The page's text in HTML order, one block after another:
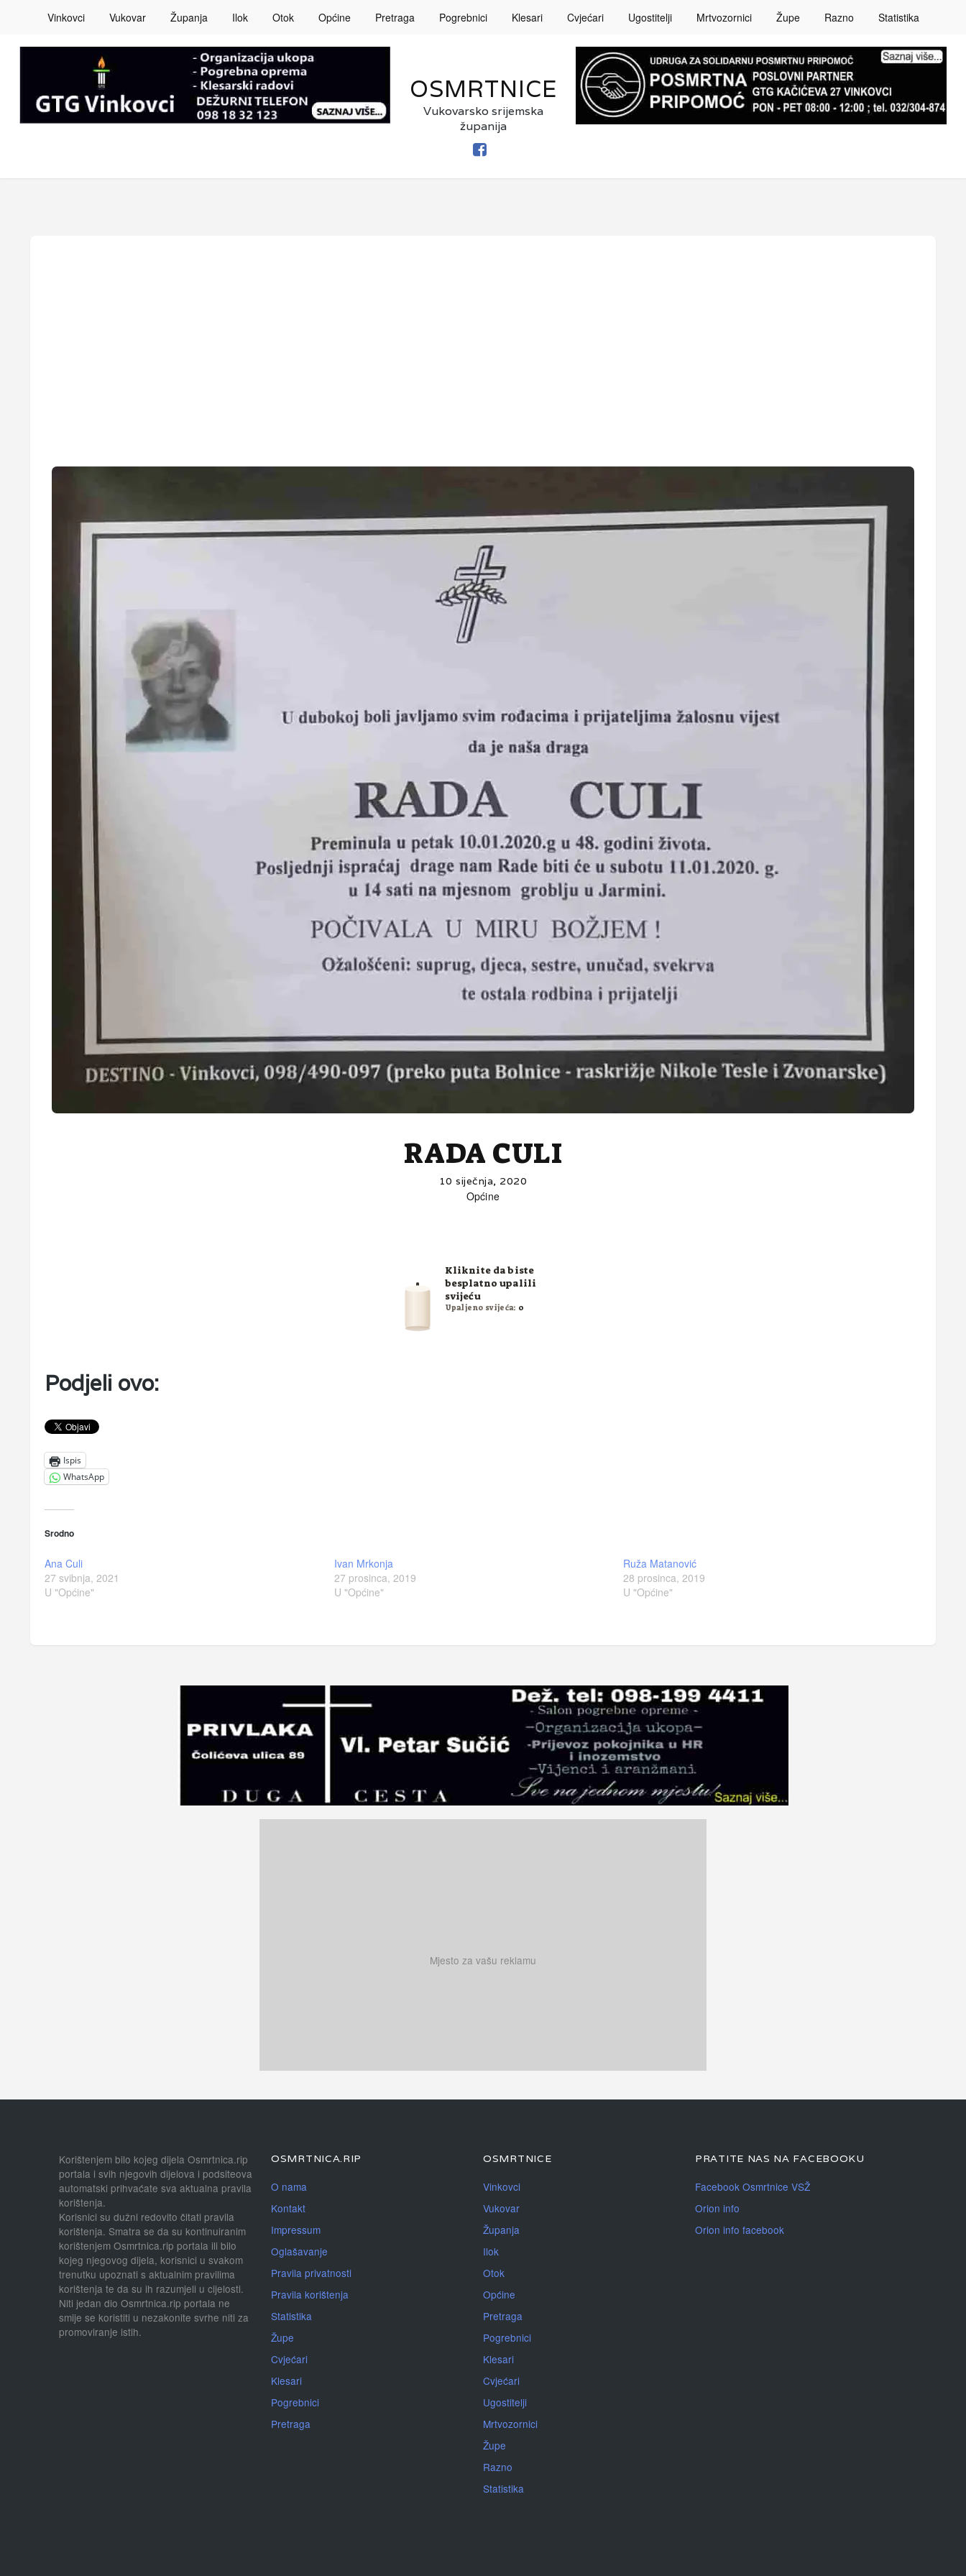
Vinkovci Vukovar Županja Ilok Otok Općine Pretraga Pogrebnici Klesari Cvjećari Ugostitelji Mrtvozornici Župe Razno Statistika
OSMRTNICE
Vukovarsko srijemska
županija
RADA CULI
10 siječnja, 2020
Općine
Kliknite da biste
besplatno upalili
svijeću
Upaljeno svijeća: 0
Podjeli ovo:
Ispis
WhatsApp
Srodno
Ana Culi
27 svibnja, 2021
U "Općine"
Ivan Mrkonja
27 prosinca, 2019
U "Općine"
Ruža Matanović
28 prosinca, 2019
U "Općine"
Mjesto za vašu reklamu
Korištenjem bilo kojeg dijela Osmrtnica.rip
portala i svih njegovih dijelova i podsiteova
automatski prihvaćate sva aktualna pravila
korištenja.
Korisnici su dužni redovito čitati pravila
korištenja. Smatra se da su kontinuiranim
korištenjem Osmrtnica.rip portala ili bilo
kojeg njegovog dijela, korisnici u svakom
trenutku upoznati s aktualnim pravilima
korištenja te da su ih razumjeli u cijelosti.
Niti jedan dio Osmrtnica.rip portala ne
smije se koristiti u nezakonite svrhe niti za
promoviranje istih.
OSMRTNICA.RIP
O nama
Kontakt
Impressum
Oglašavanje
Pravila privatnosti
Pravila korištenja
Statistika
Župe
Cvjećari
Klesari
Pogrebnici
Pretraga
OSMRTNICE
Vinkovci
Vukovar
Županja
Ilok
Otok
Općine
Pretraga
Pogrebnici
Klesari
Cvjećari
Ugostitelji
Mrtvozornici
Župe
Razno
Statistika
PRATITE NAS NA FACEBOOKU
Facebook Osmrtnice VSŽ
Orion info
Orion info facebook